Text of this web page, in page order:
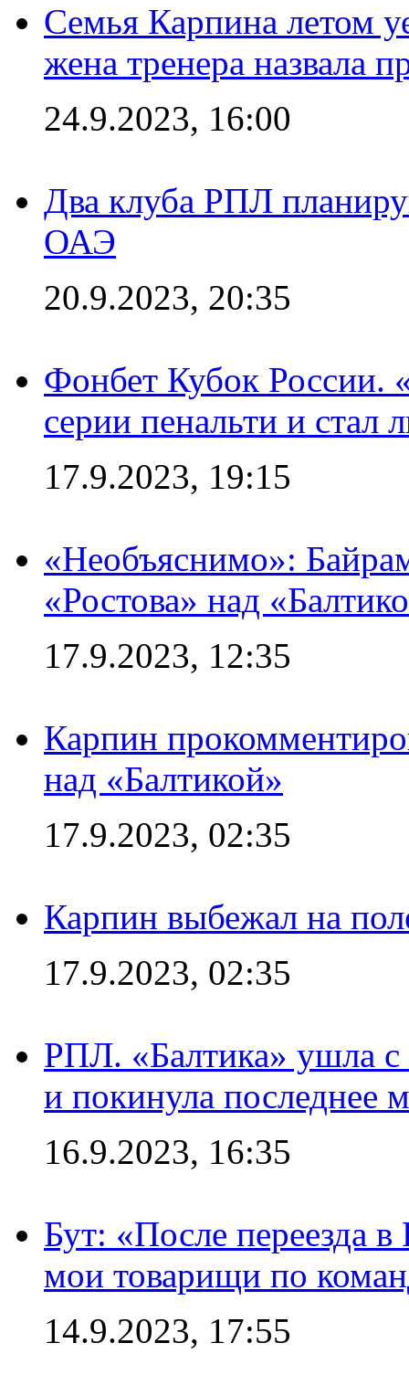
Семья Карпина летом
жена тренера назвала
24.9.2023, 16:00
Два клуба РПЛ
ОАЭ
20.9.2023, 20:35
Фонбет Кубок России.
серии пенальти и стал
17.9.2023, 19:15
«Необъяснимо»:
«Ростова» над
17.9.2023, 12:35
Карпин
над «Балтикой»
17.9.2023, 02:35
Карпин выбежал на
17.9.2023, 02:35
РПЛ. «Балтика» ушла с
и покинула последнее
16.9.2023, 16:35
Бут: «После переезда
мои товарищи по
14.9.2023, 17:55